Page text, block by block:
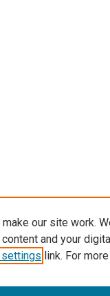
our site work.
and your
link. For